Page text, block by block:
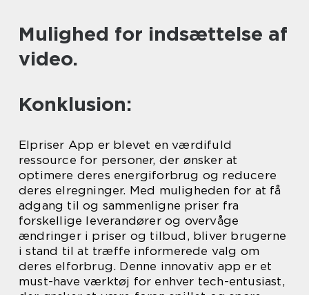
Mulighed for indsættelse af
video.
Konklusion:
Elpriser App er blevet en værdifuld
ressource for personer, der ønsker at
optimere deres energiforbrug og reducere
deres elregninger. Med muligheden for at få
adgang til og sammenligne priser fra
forskellige leverandører og overvåge
ændringer i priser og tilbud, bliver brugerne
i stand til at træffe informerede valg om
deres elforbrug. Denne innovativ app er et
must-have værktøj for enhver tech-entusiast,